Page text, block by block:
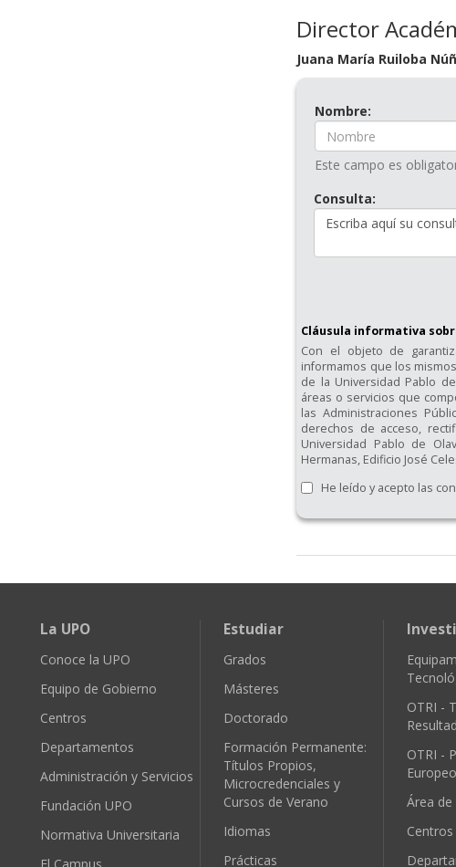
Director
Juana María Ruiloba
Nombre:
Este campo es
Consulta:
Cláusula informativa
Con el objeto de
informamos que los
de la Universidad Pablo
áreas o servicios que
las Administraciones
derechos de acceso,
Universidad Pablo de
Hermanas, Edificio José
He leído y acepto las
La UPO
Conoce la UPO
Equipo de Gobierno
Centros
Departamentos
Administración y Servicios
Fundación UPO
Normativa Universitaria
Estudiar
Grados
Másteres
Doctorado
Formación Permanente:
Títulos Propios,
Microcredenciales y
Cursos de Verano
Idiomas
Prácticas
OTRI -
OTRI -
Área